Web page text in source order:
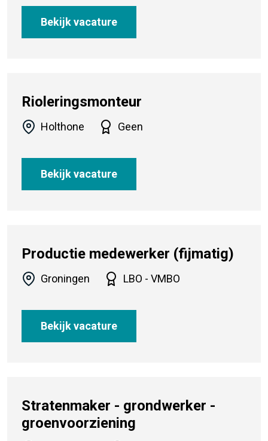
Bekijk vacature
Rioleringsmonteur
Holthone Geen
Bekijk vacature
Productie medewerker (fijmatig)
Groningen LBO - VMBO
Bekijk vacature
Stratenmaker - grondwerker -
groenvoorziening